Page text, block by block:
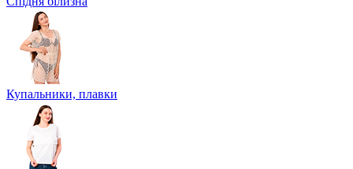
Купальники, плавки